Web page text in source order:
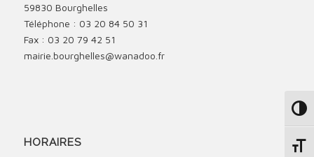
59830 Bourghelles
Téléphone : 03 20 84 50 31
Fax : 03 20 79 42 51
mairie.bourghelles@wanadoo.fr
HORAIRES